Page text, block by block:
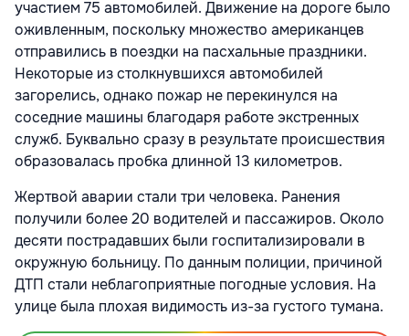
участием 75 автомобилей. Движение на дороге было
оживленным, поскольку множество американцев
отправились в поездки на пасхальные праздники.
Некоторые из столкнувшихся автомобилей
загорелись, однако пожар не перекинулся на
соседние машины благодаря работе экстренных
служб. Буквально сразу в результате происшествия
образовалась пробка длинной 13 километров.
Жертвой аварии стали три человека. Ранения
получили более 20 водителей и пассажиров. Около
десяти пострадавших были госпитализировали в
окружную больницу. По данным полиции, причиной
ДТП стали неблагоприятные погодные условия. На
улице была плохая видимость из-за густого тумана.